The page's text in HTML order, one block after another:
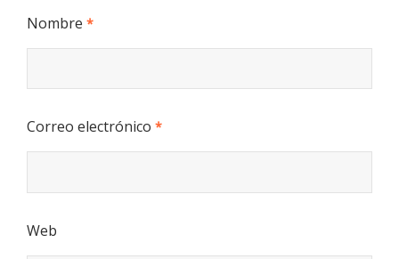
Nombre *
Correo electrónico *
Web